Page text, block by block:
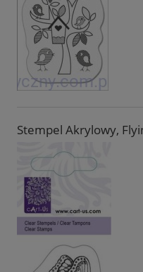
Stempel Akrylowy,